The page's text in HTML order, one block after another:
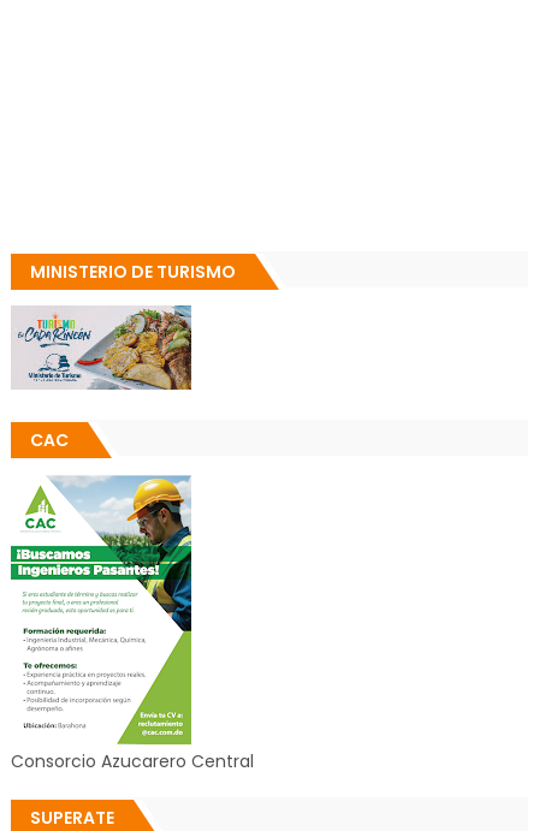
MINISTERIO DE TURISMO
CAC
Consorcio Azucarero Central
SUPERATE